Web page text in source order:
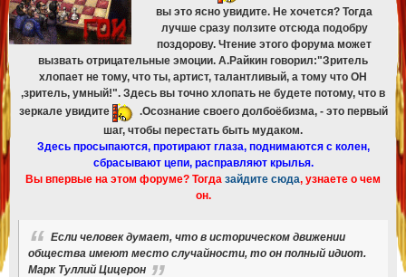
вы это ясно увидите. Не хочется? Тогда
лучше сразу ползите отсюда подобру
поздорову. Чтение этого форума может
вызвать отрицательные эмоции. А.Райкин говорил:"Зритель
хлопает не тому, что ты, артист, талантливый, а тому что ОН
,зритель, умный!". Здесь вы точно хлопать не будете потому, что в
зеркале увидите
.Осознание своего долбоёбизма, - это первый
шаг, чтобы перестать быть мудаком.
Здесь просыпаются, протирают глаза, поднимаются с колен,
сбрасывают цепи, расправляют крылья.
Вы впервые на этом форуме? Тогда зайдите сюда, узнаете о чем
он.
Если человек думает, что в историческом движении
общества имеют место случайности, то он полный идиот.
Марк Туллий Цицерон